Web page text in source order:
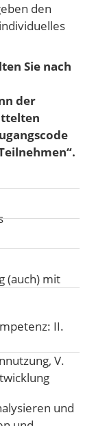
den
Sie nach
der
(auch) mit
II.
, V.
und